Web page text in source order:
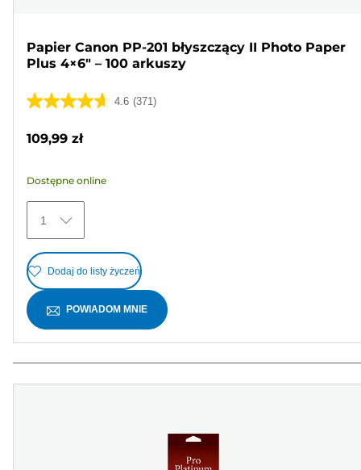
Papier Canon PP-201 błyszczący II Photo Paper
Plus 4×6" – 100 arkuszy
4.6 (371)
4.6
371
Recenzji
109,99 zł
Dostępne online
1
Dodaj do listy życzeń
POWIADOM MNIE